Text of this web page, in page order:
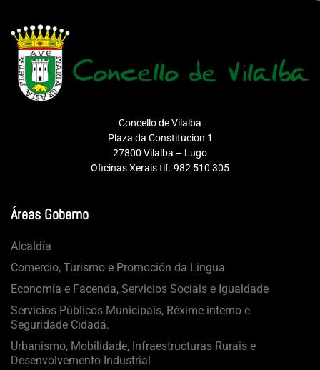
Concello de Vilalba
Plaza da Constitucion 1
27800 Vilalba – Lugo
Oficinas Xerais tlf. 982 510 305
Áreas Goberno
Alcaldía
Comercio, Turismo e Promoción da Lingua
Economía e Facenda, Servicios Sociais e Igualdade
Servicios Públicos Municipais, Réxime interno e
Seguridade Cidadá.
Urbanismo, Mobilidade, Infraestructuras Rurais e
Desenvolvemento Industrial